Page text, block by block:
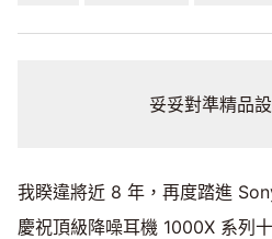
妥妥對準精品
我睽違將近 8 年，再度踏進
慶祝頂級降噪耳機 1000X 系列